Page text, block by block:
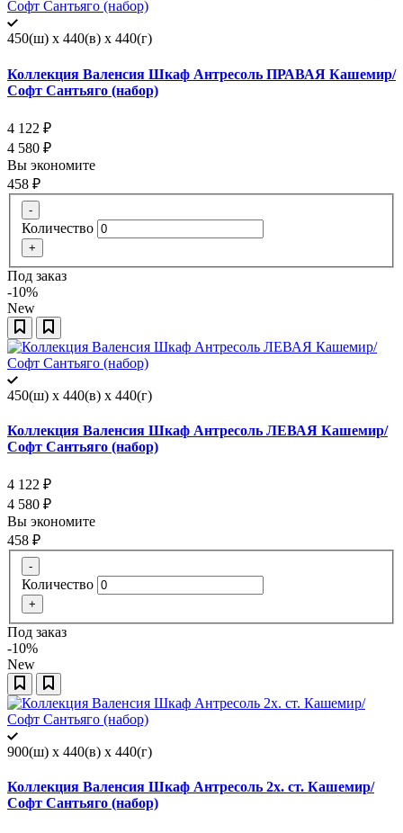
450(ш) x 440(в) x 440(г)
Коллекция Валенсия Шкаф Антресоль ПРАВАЯ Кашемир/
Софт Сантьяго (набор)
4 122 ₽
4 580 ₽
Вы экономите
458 ₽
-
Количество
+
Под заказ
-10%
New
450(ш) x 440(в) x 440(г)
Коллекция Валенсия Шкаф Антресоль ЛЕВАЯ Кашемир/
Софт Сантьяго (набор)
4 122 ₽
4 580 ₽
Вы экономите
458 ₽
-
Количество
+
Под заказ
-10%
New
900(ш) x 440(в) x 440(г)
Коллекция Валенсия Шкаф Антресоль 2х. ст. Кашемир/
Софт Сантьяго (набор)